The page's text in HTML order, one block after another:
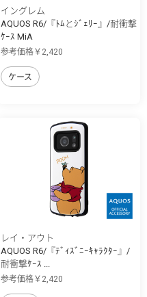
イングレム
AQUOS R6/『ﾄﾑとｼﾞｪﾘｰ』/耐衝撃
ｹｰｽ MiA
参考価格￥2,420
ケース
レイ・アウト
AQUOS R6/『ﾃﾞｨｽﾞﾆｰｷｬﾗｸﾀｰ』/
耐衝撃ｹｰｽ ...
参考価格￥2,420